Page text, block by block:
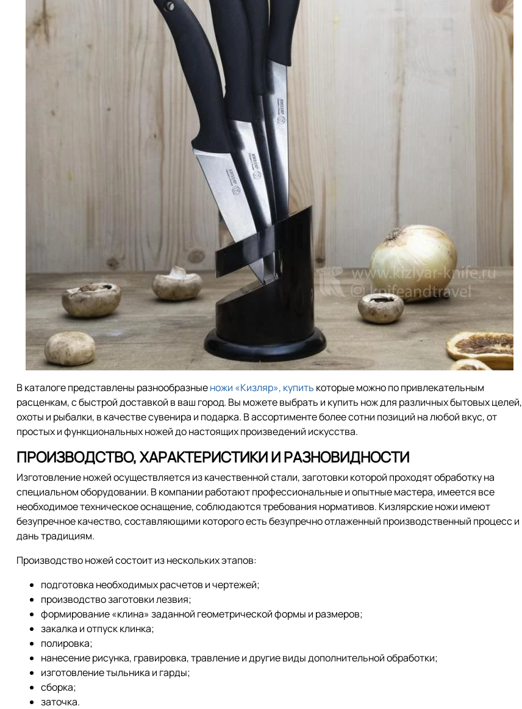
В каталоге представлены разнообразныеножи «Кизляр», купить которые можно по привлекательным
расценкам, с быстрой доставкой в ваш город. Вы можете выбрать и купить нож для различных бытовых целей,
охоты и рыбалки, в качестве сувенира и подарка. В ассортименте более сотни позиций на любой вкус, от
простых и функциональных ножей до настоящих произведений искусства.
ПРОИЗВОДСТВО, ХАРАКТЕРИСТИКИ И РАЗНОВИДНОСТИ
Изготовление ножей осуществляется из качественной стали, заготовки которой проходят обработку на
специальном оборудовании. В компании работают профессиональные и опытные мастера, имеется все
необходимое техническое оснащение, соблюдаются требования нормативов. Кизлярские ножи имеют
безупречное качество, составляющими которого есть безупречно отлаженный производственный процесс и
дань традициям.
Производство ножей состоит из нескольких этапов:
подготовка необходимых расчетов и чертежей;
производство заготовки лезвия;
формирование «клина» заданной геометрической формы и размеров;
закалка и отпуск клинка;
полировка;
нанесение рисунка, гравировка, травление и другие виды дополнительной обработки;
изготовление тыльника и гарды;
сборка;
заточка.